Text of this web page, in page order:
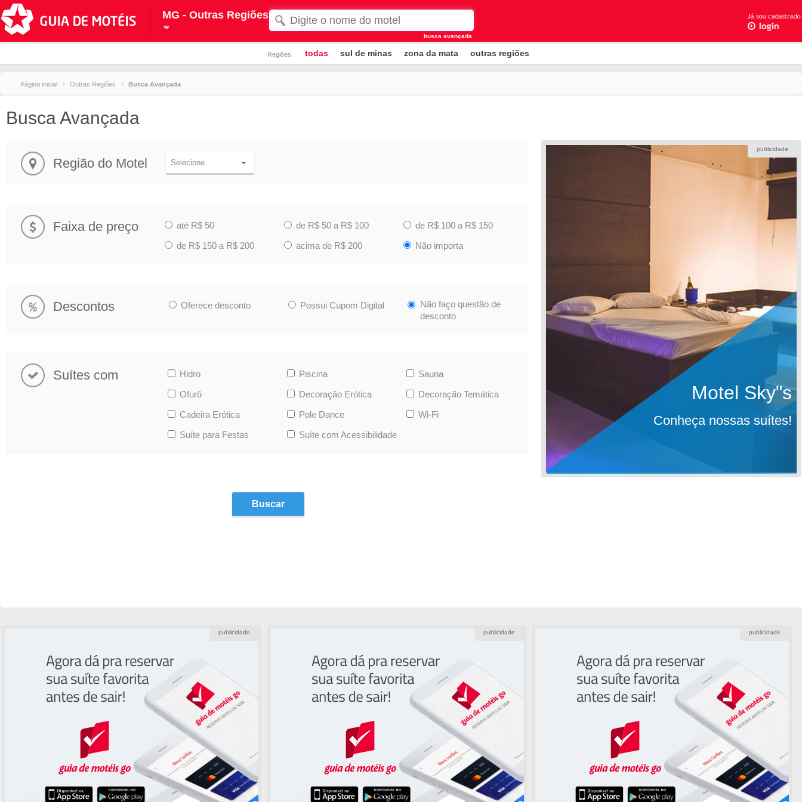
MG - Outras Regiões
busca avançada
Regiões: todas sul de minas zona da mata outras regiões
Página inicial Outras Regiões Busca Avançada
publicidade
Conheça nossas suítes!
Motel Sky"s
Busca Avançada
Região do Motel Selecione
Faixa de preço até R$ 50 de R$ 50 a R$ 100
de R$ 100 a R$ 150
de R$ 150 a R$ 200
acima de R$ 200 Não importa
Descontos Oferece desconto Possui Cupom Digital
Não faço questão de
desconto
Suítes com Hidro Piscina
Sauna
Ofurô
Decoração Erótica
Decoração Temática
Cadeira Erótica
Pole Dance
Wi-Fi
Suíte para Festas
Suíte com Acessibilidade
publicidade publicidade publicidade